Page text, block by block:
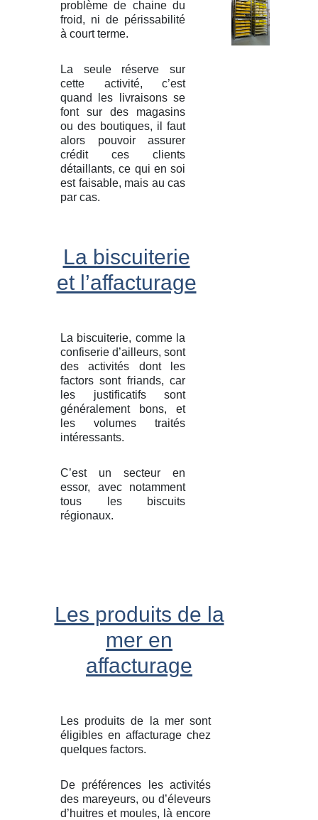
problème de chaine du
froid, ni de périssabilité
à court terme.
La seule réserve sur
cette activité, c’est
quand les livraisons se
font sur des magasins
ou des boutiques, il faut
alors pouvoir assurer
crédit ces clients
détaillants, ce qui en soi
est faisable, mais au cas
par cas.
La biscuiterie
et l’affacturage
La biscuiterie, comme la
confiserie d’ailleurs, sont
des activités dont les
factors sont friands, car
les justificatifs sont
généralement bons, et
les volumes traités
intéressants.
C’est un secteur en
essor, avec notamment
tous les biscuits
régionaux.
Les produits de la
mer en
affacturage
Les produits de la mer sont
éligibles en affacturage chez
quelques factors.
De préférences les activités
des mareyeurs, ou d’éleveurs
d’huitres et moules, là encore